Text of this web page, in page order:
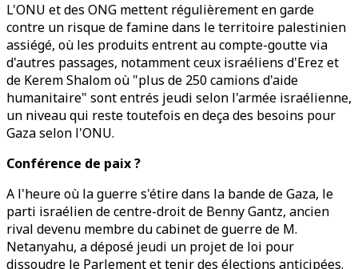
L'ONU et des ONG mettent régulièrement en garde
contre un risque de famine dans le territoire palestinien
assiégé, où les produits entrent au compte-goutte via
d'autres passages, notamment ceux israéliens d'Erez et
de Kerem Shalom où "plus de 250 camions d'aide
humanitaire" sont entrés jeudi selon l'armée israélienne,
un niveau qui reste toutefois en deça des besoins pour
Gaza selon l'ONU.
Conférence de paix ?
A l'heure où la guerre s'étire dans la bande de Gaza, le
parti israélien de centre-droit de Benny Gantz, ancien
rival devenu membre du cabinet de guerre de M.
Netanyahu, a déposé jeudi un projet de loi pour
dissoudre le Parlement et tenir des élections anticipées.